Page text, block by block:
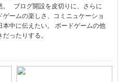
。 ブログ開設を皮切りに、さらに
ームの楽しさ、コミニュケーショ
本中に伝えたい。 ボードゲームの他
ったりする。